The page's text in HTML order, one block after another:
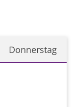
Donnerstag